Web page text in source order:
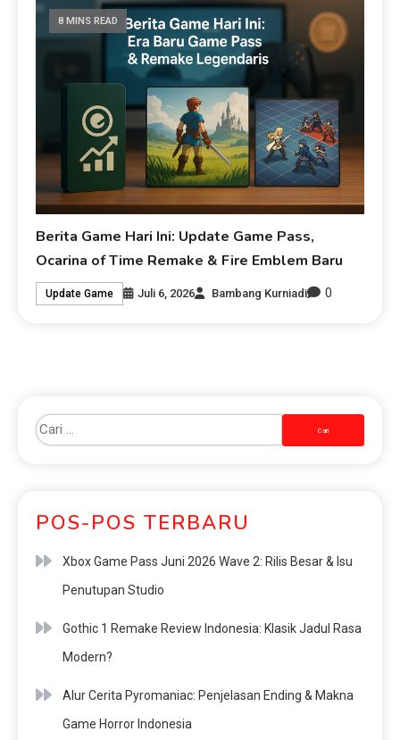
8 MINS READ
Berita Game Hari Ini: Update Game Pass,
Ocarina of Time Remake & Fire Emblem Baru
Update Game Juli 6, 2026 Bambang Kurniadi 0
POS-POS TERBARU
Xbox Game Pass Juni 2026 Wave 2: Rilis Besar & Isu
Penutupan Studio
Gothic 1 Remake Review Indonesia: Klasik Jadul Rasa
Modern?
Alur Cerita Pyromaniac: Penjelasan Ending & Makna
Game Horror Indonesia